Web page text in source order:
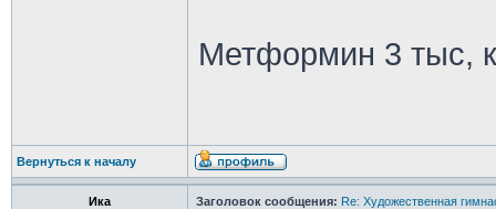
Метформин 3 тыс,
Вернуться к началу
Ика Заголовок сообщения: Re: Художественная